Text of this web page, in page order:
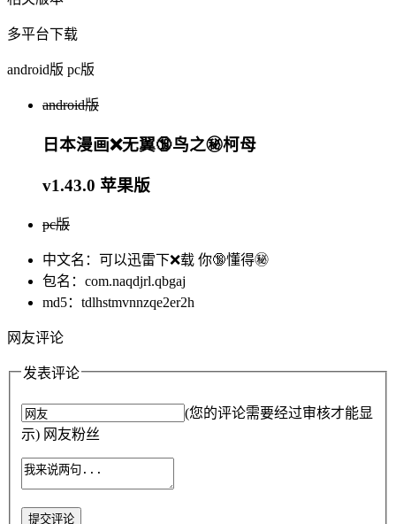
多平台下载
android版 pc版
android版
日本漫画❌无翼🔞鸟之㊙️柯母
v1.43.0 苹果版
pc版
中文名：可以迅雷下❌载 你🔞懂得㊙️
包名：com.naqdjrl.qbgaj
md5：tdlhstmvnnzqe2er2h
网友评论
发表评论
(您的评论需要经过审核才能显
示) 网友粉丝
提交评论